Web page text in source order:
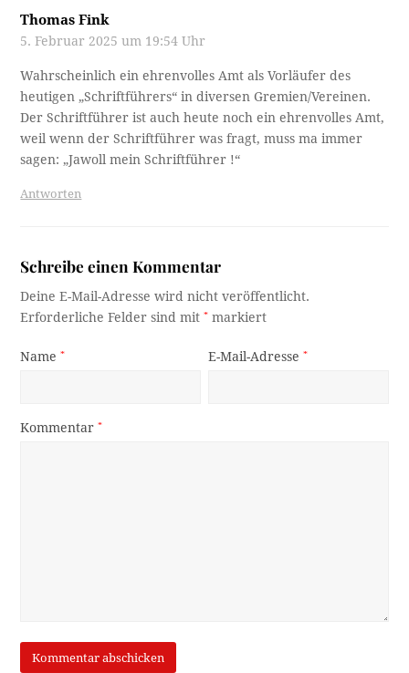
Thomas Fink
5. Februar 2025 um 19:54 Uhr
Wahrscheinlich ein ehrenvolles Amt als Vorläufer des
heutigen „Schriftführers“ in diversen Gremien/Vereinen.
Der Schriftführer ist auch heute noch ein ehrenvolles Amt,
weil wenn der Schriftführer was fragt, muss ma immer
sagen: „Jawoll mein Schriftführer !“
Antworten
Schreibe einen Kommentar
Deine E-Mail-Adresse wird nicht veröffentlicht.
Erforderliche Felder sind mit* markiert
Name* E-Mail-Adresse*
Kommentar*